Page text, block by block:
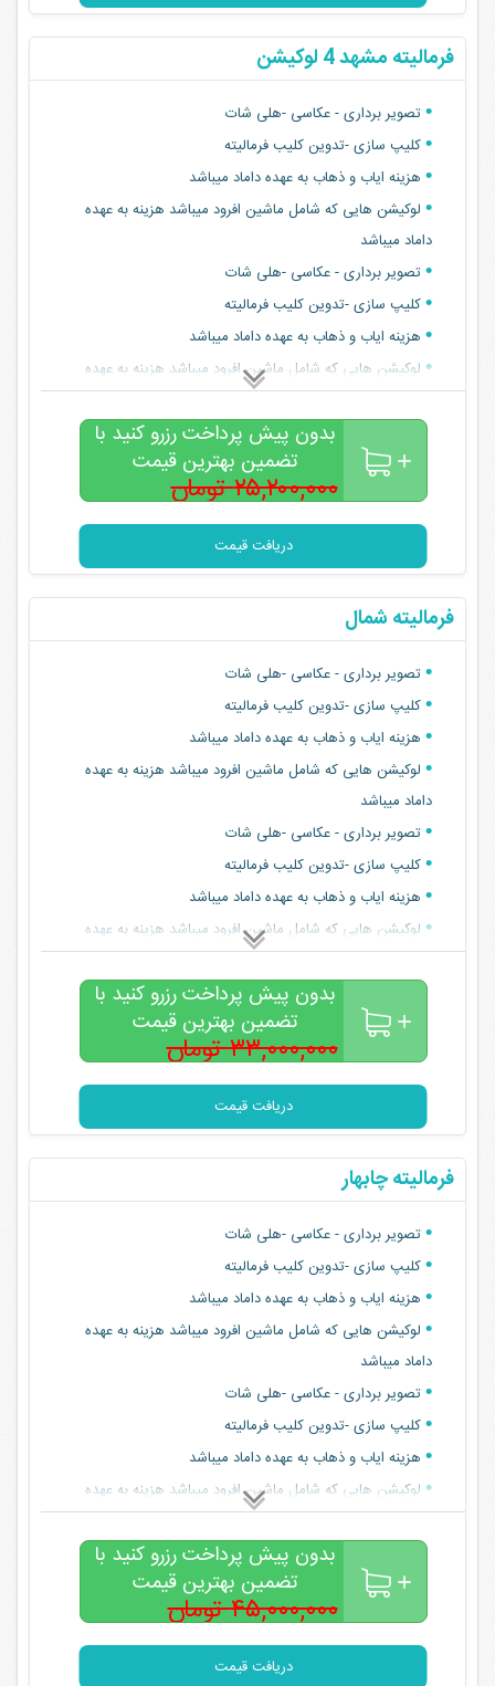
فرمالیته مشهد 4 لوکیشن
تصویر برداری - عکاسی -هلی شات
کلیپ سازی -تدوین کلیب فرمالیته
هزینه ایاب و ذهاب به عهده داماد میباشد
لوکیشن هایی که شامل ماشین افرود میباشد هزینه به عهده
داماد میباشد
تصویر برداری - عکاسی -هلی شات
کلیپ سازی -تدوین کلیب فرمالیته
هزینه ایاب و ذهاب به عهده داماد میباشد
لوکیشن هایی که شامل ماشین افرود میباشد هزینه به عهده
بدون پیش پرداخت رزرو کنید با
تضمین بهترین قیمت
۲۵,۲۰۰,۰۰۰ تومان
۲۱,۵۰۰,۰۰۰تومان
دریافت قیمت
فرمالیته شمال
تصویر برداری - عکاسی -هلی شات
کلیپ سازی -تدوین کلیب فرمالیته
هزینه ایاب و ذهاب به عهده داماد میباشد
لوکیشن هایی که شامل ماشین افرود میباشد هزینه به عهده
داماد میباشد
تصویر برداری - عکاسی -هلی شات
کلیپ سازی -تدوین کلیب فرمالیته
هزینه ایاب و ذهاب به عهده داماد میباشد
لوکیشن هایی که شامل ماشین افرود میباشد هزینه به عهده
بدون پیش پرداخت رزرو کنید با
تضمین بهترین قیمت
۳۳,۰۰۰,۰۰۰ تومان
۲۸,۰۰۰,۰۰۰تومان
دریافت قیمت
فرمالیته چابهار
تصویر برداری - عکاسی -هلی شات
کلیپ سازی -تدوین کلیب فرمالیته
هزینه ایاب و ذهاب به عهده داماد میباشد
لوکیشن هایی که شامل ماشین افرود میباشد هزینه به عهده
داماد میباشد
تصویر برداری - عکاسی -هلی شات
کلیپ سازی -تدوین کلیب فرمالیته
هزینه ایاب و ذهاب به عهده داماد میباشد
لوکیشن هایی که شامل ماشین افرود میباشد هزینه به عهده
بدون پیش پرداخت رزرو کنید با
تضمین بهترین قیمت
۴۵,۰۰۰,۰۰۰ تومان
۳۸,۰۰۰,۰۰۰تومان
دریافت قیمت